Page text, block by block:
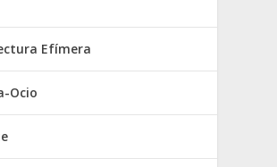
Efímera
Ocio